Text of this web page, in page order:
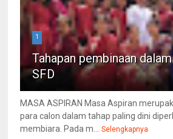
1
Tahapan pembinaan
SFD
MASA ASPIRAN Masa Aspiran
para calon dalam tahap paling dini
membiara. Pada m... Selengkapnya